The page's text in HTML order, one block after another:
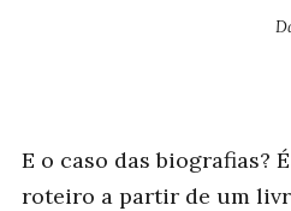
E o caso das biografias?
roteiro a partir de um